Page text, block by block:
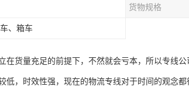
货物规格
、箱车
在货量充足的前提下，不然就会亏本，所以专线
低，时效性强，现在的物流专线对于时间的观念